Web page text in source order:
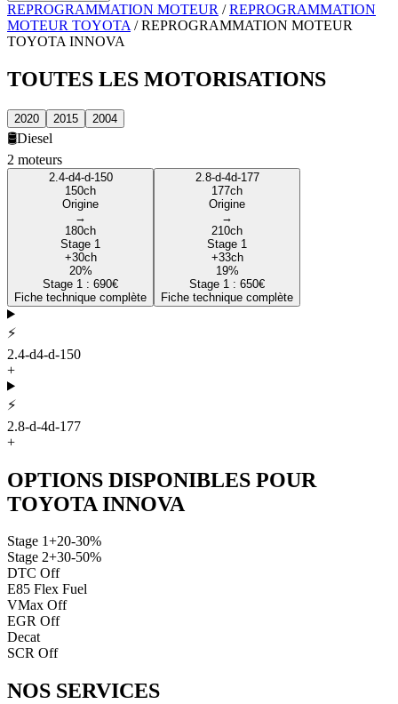
REPROGRAMMATION MOTEUR /REPROGRAMMATION
MOTEUR TOYOTA /REPROGRAMMATION MOTEUR
TOYOTA INNOVA
TOUTES LES MOTORISATIONS
2020 2015 2004
🛢️Diesel
2 moteurs
2.4-d4-d-150
150ch
Origine
→
180ch
Stage 1
+30ch
20%
Stage 1 : 690€
Fiche technique complète
2.8-d-4d-177
177ch
Origine
→
210ch
Stage 1
+33ch
19%
Stage 1 : 650€
Fiche technique complète
⚡
2.4-d4-d-150
+
⚡
2.8-d-4d-177
+
OPTIONS DISPONIBLES POUR
TOYOTA INNOVA
Stage 1+20-30%
Stage 2+30-50%
DTC Off
E85 Flex Fuel
VMax Off
EGR Off
Decat
SCR Off
NOS SERVICES